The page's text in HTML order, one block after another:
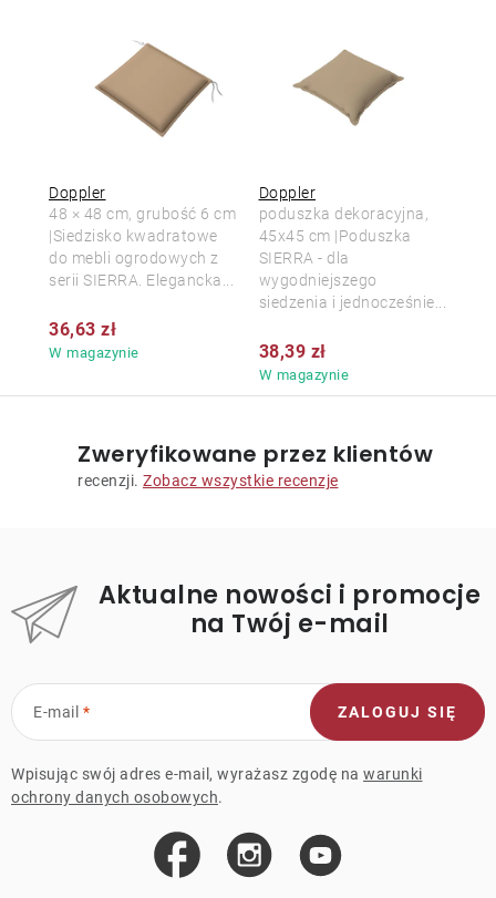
Doppler
W magazynie
36,63 zł
48 × 48 cm, grubość 6 cm
|Siedzisko kwadratowe
do mebli ogrodowych z
serii SIERRA. Elegancka...
Doppler
W magazynie
38,39 zł
poduszka dekoracyjna,
45x45 cm |Poduszka
SIERRA - dla
wygodniejszego
siedzenia i jednocześnie...
Zweryfikowane przez klientów
recenzji. Zobacz wszystkie recenzje
Aktualne nowości i promocje
na Twój e-mail
E-mail
Wpisując swój adres e-mail, wyrażasz zgodę na warunki
ochrony danych osobowych.
ZALOGUJ SIĘ